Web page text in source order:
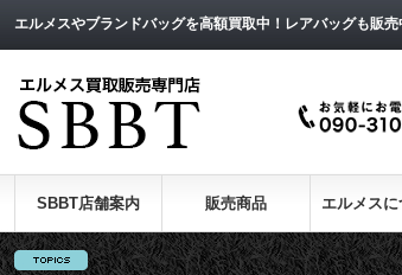
エルメスやブランドバッグを高額買取中！レアバッグも販
SBBT店舗案内 販売商品 エルメスに